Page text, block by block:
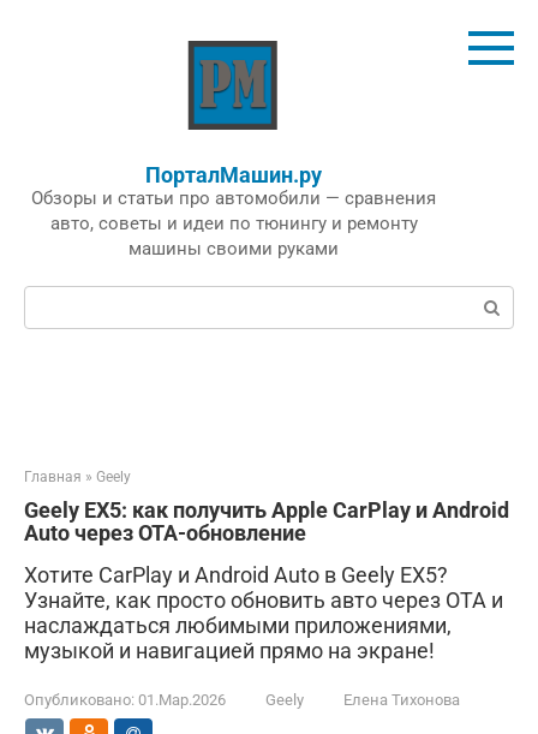
ПорталМашин.ру
Обзоры и статьи про автомобили — сравнения
авто, советы и идеи по тюнингу и ремонту
машины своими руками
Поиск:
Главная » Geely
Geely EX5: как получить Apple CarPlay и Android
Auto через OTA-обновление
Хотите CarPlay и Android Auto в Geely EX5?
Узнайте, как просто обновить авто через OTA и
наслаждаться любимыми приложениями,
музыкой и навигацией прямо на экране!
Опубликовано: 01.Мар.2026 Geely Елена Тихонова